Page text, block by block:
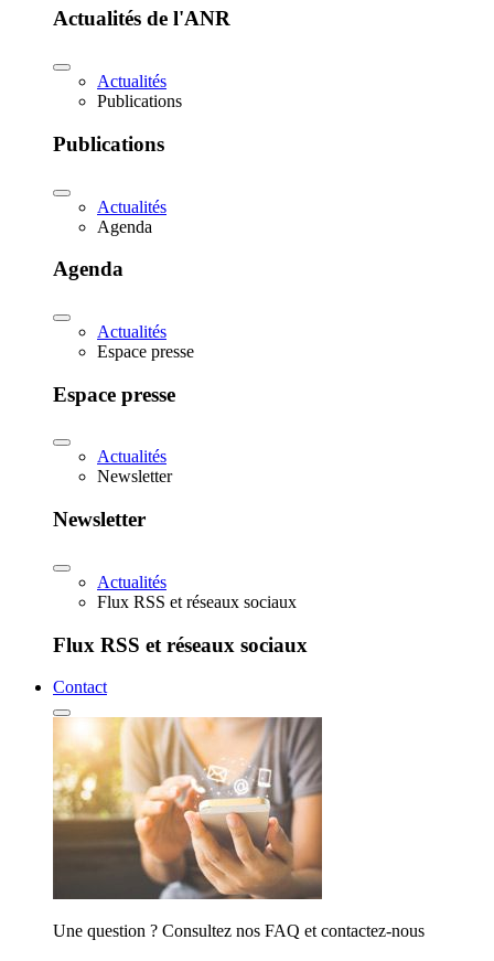
Actualités de l'ANR
Actualités
Publications
Publications
Actualités
Agenda
Agenda
Actualités
Espace presse
Espace presse
Actualités
Newsletter
Newsletter
Actualités
Flux RSS et réseaux sociaux
Flux RSS et réseaux sociaux
Contact
Une question ? Consultez nos FAQ et contactez-nous